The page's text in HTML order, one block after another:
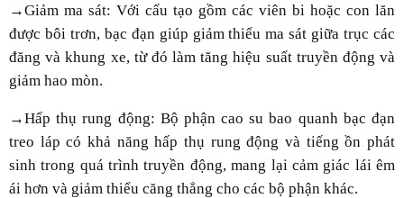
→Giảm ma sát: Với cấu tạo gồm các viên bi hoặc con lăn
được bôi trơn, bạc đạn giúp giảm thiểu ma sát giữa trục các
đăng và khung xe, từ đó làm tăng hiệu suất truyền động và
giảm hao mòn.
→Hấp thụ rung động: Bộ phận cao su bao quanh bạc đạn
treo láp có khả năng hấp thụ rung động và tiếng ồn phát
sinh trong quá trình truyền động, mang lại cảm giác lái êm
ái hơn và giảm thiểu căng thẳng cho các bộ phận khác.